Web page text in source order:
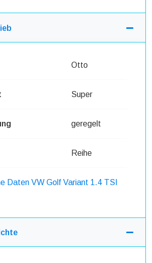
Otto
Super
geregelt
Reihe
Daten VW Golf Variant 1.4 TSI